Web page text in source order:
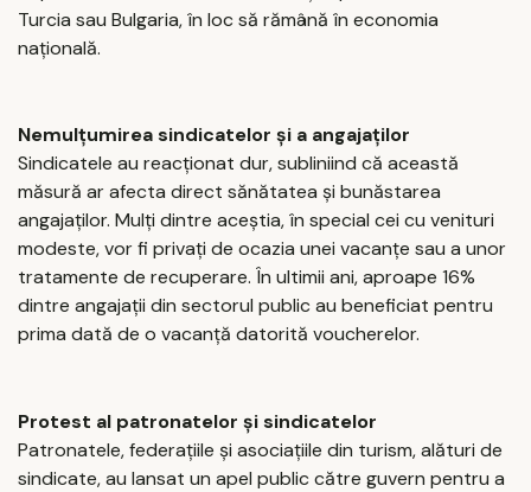
Turcia sau Bulgaria, în loc să rămână în economia
națională.
Nemulțumirea sindicatelor și a angajaților
Sindicatele au reacționat dur, subliniind că această
măsură ar afecta direct sănătatea și bunăstarea
angajaților. Mulți dintre aceștia, în special cei cu venituri
modeste, vor fi privați de ocazia unei vacanțe sau a unor
tratamente de recuperare. În ultimii ani, aproape 16%
dintre angajații din sectorul public au beneficiat pentru
prima dată de o vacanță datorită voucherelor.
Protest al patronatelor și sindicatelor
Patronatele, federațiile și asociațiile din turism, alături de
sindicate, au lansat un apel public către guvern pentru a